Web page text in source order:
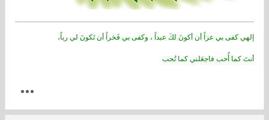
إلهي كفى بي عزاً أن أكونَ لكَ عبداً ، وكفى بي فَخراً أن تَكونَ لي رباً،
أنتَ كما أُحب فاجعَلني كما تُحب